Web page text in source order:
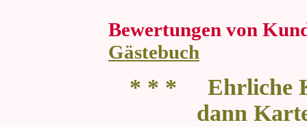
Bewertungen von
Gästebuch
* * * Ehrliche
dann